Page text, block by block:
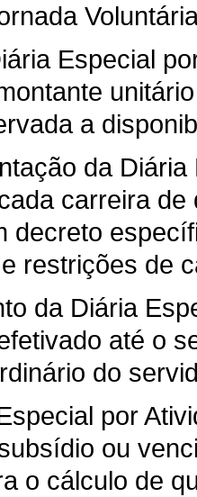
Especial
a
da
carreira
decreto
restrições de
da Diária
até o
do
por
ou
o cálculo de